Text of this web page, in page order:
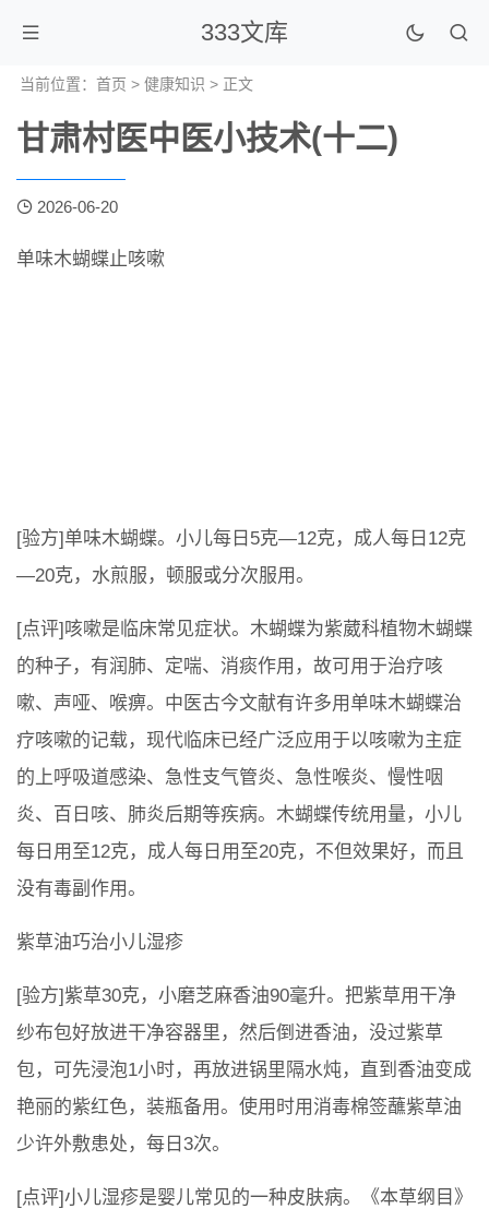
333文库
当前位置： 首页 > 健康知识 > 正文
甘肃村医中医小技术(十二)
2026-06-20
单味木蝴蝶止咳嗽
[验方]单味木蝴蝶。小儿每日5克—12克，成人每日12克
—20克，水煎服，顿服或分次服用。
[点评]咳嗽是临床常见症状。木蝴蝶为紫葳科植物木蝴蝶
的种子，有润肺、定喘、消痰作用，故可用于治疗咳
嗽、声哑、喉痹。中医古今文献有许多用单味木蝴蝶治
疗咳嗽的记载，现代临床已经广泛应用于以咳嗽为主症
的上呼吸道感染、急性支气管炎、急性喉炎、慢性咽
炎、百日咳、肺炎后期等疾病。木蝴蝶传统用量，小儿
每日用至12克，成人每日用至20克，不但效果好，而且
没有毒副作用。
紫草油巧治小儿湿疹
[验方]紫草30克，小磨芝麻香油90毫升。把紫草用干净
纱布包好放进干净容器里，然后倒进香油，没过紫草
包，可先浸泡1小时，再放进锅里隔水炖，直到香油变成
艳丽的紫红色，装瓶备用。使用时用消毒棉签蘸紫草油
少许外敷患处，每日3次。
[点评]小儿湿疹是婴儿常见的一种皮肤病。《本草纲目》